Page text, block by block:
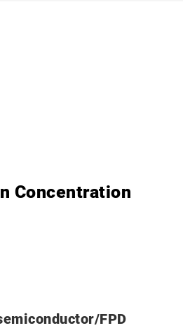
Concentration
FPD